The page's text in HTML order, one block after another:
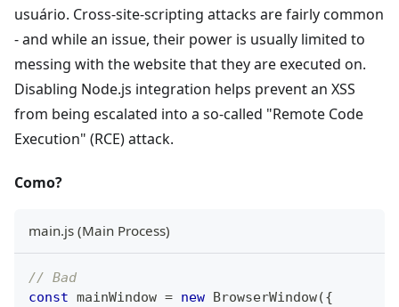
usuário. Cross-site-scripting attacks are fairly common
- and while an issue, their power is usually limited to
messing with the website that they are executed on.
Disabling Node.js integration helps prevent an XSS
from being escalated into a so-called "Remote Code
Execution" (RCE) attack.
Como?
main.js (Main Process)
// Bad
const mainWindow = new BrowserWindow({